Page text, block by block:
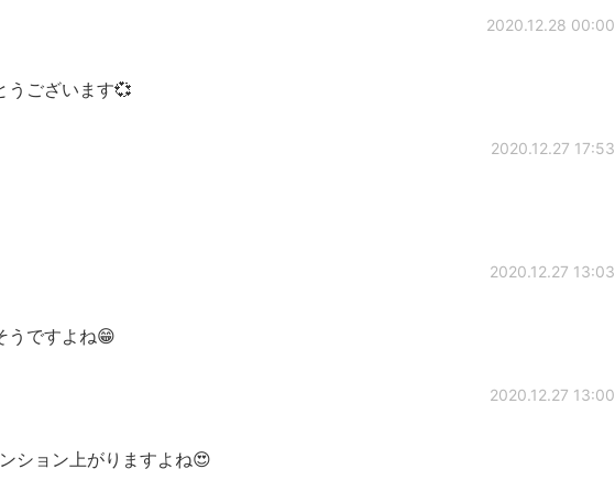
2020.12.28 00:00
うございます💞
2020.12.27 17:53
2020.12.27 13:03
うですよね😁
2020.12.27 13:00
ション上がりますよね😍